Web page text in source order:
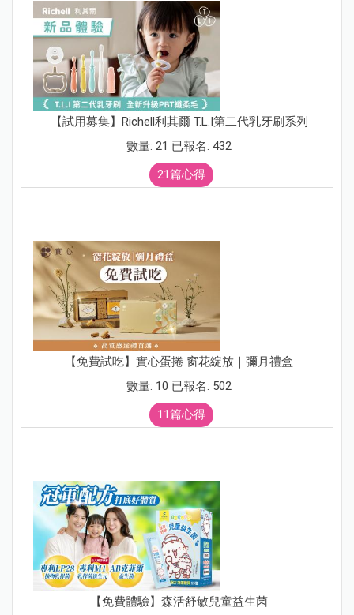
【試用募集】Richell利其爾 T.L.I第二代乳牙刷系列
數量: 21 已報名: 432
21篇心得
【免費試吃】實心蛋捲 窗花綻放｜彌月禮盒
數量: 10 已報名: 502
11篇心得
【免費體驗】森活舒敏兒童益生菌